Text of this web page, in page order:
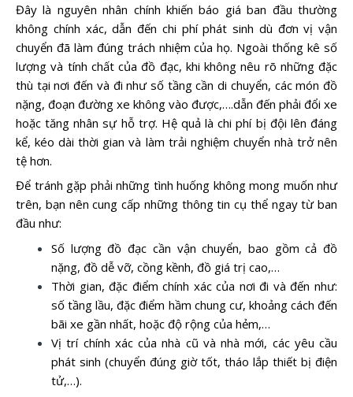
Đây là nguyên nhân chính khiến báo giá ban đầu thường
không chính xác, dẫn đến chi phí phát sinh dù đơn vị vận
chuyển đã làm đúng trách nhiệm của họ. Ngoài thống kê số
lượng và tính chất của đồ đạc, khi không nêu rõ những đặc
thù tại nơi đến và đi như số tầng cần di chuyển, các món đồ
nặng, đoạn đường xe không vào được,….dẫn đến phải đổi xe
hoặc tăng nhân sự hỗ trợ. Hệ quả là chi phí bị đội lên đáng
kể, kéo dài thời gian và làm trải nghiệm chuyển nhà trở nên
tệ hơn.
Để tránh gặp phải những tình huống không mong muốn như
trên, bạn nên cung cấp những thông tin cụ thể ngay từ ban
đầu như:
Số lượng đồ đạc cần vận chuyển, bao gồm cả đồ
nặng, đồ dễ vỡ, cồng kềnh, đồ giá trị cao,…
Thời gian, đặc điểm chính xác của nơi đi và đến như:
số tầng lầu, đặc điểm hầm chung cư, khoảng cách đến
bãi xe gần nhất, hoặc độ rộng của hẻm,…
Vị trí chính xác của nhà cũ và nhà mới, các yêu cầu
phát sinh (chuyển đúng giờ tốt, tháo lắp thiết bị điện
tử,…).